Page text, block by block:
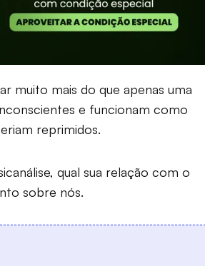
muito mais do que apenas uma
e funcionam como
reprimidos.
qual sua relação com o
sobre nós.